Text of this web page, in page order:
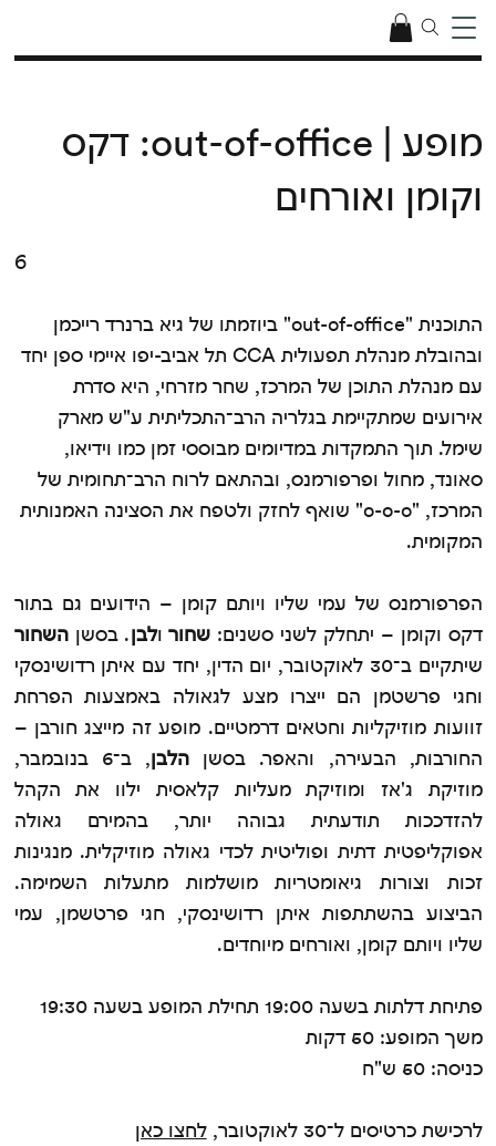
מופע | out-of-office: דקס
וקומן ואורחים
6
התוכנית "out-of-office" ביוזמתו של גיא ברנרד רייכמן
ובהובלת מנהלת תפעולית CCA תל אביב-יפו איימי ספן יחד
עם מנהלת התוכן של המרכז, שחר מזרחי, היא סדרת
אירועים שמתקיימת בגלריה הרב־התכליתית ע"ש מארק
שימל. תוך התמקדות במדיומים מבוססי זמן כמו וידיאו,
סאונד, מחול ופרפורמנס, ובהתאם לרוח הרב־תחומית של
המרכז, "o-o-o" שואף לחזק ולטפח את הסצינה האמנותית
המקומית.
הפרפורמנס של עמי שליו ויותם קומן – הידועים גם בתור
דקס וקומן – יתחלק לשני סשנים: שחור ולבן. בסשןהשחור
שיתקיים ב־30 לאוקטובר, יום הדין, יחד עם איתן רדושינסקי
וחגי פרשטמן הם ייצרו מצע לגאולה באמצעות הפרחת
זוועות מוזיקליות וחטאים דרמטיים. מופע זה מייצג חורבן –
החורבות, הבעירה, והאפר. בסשן הלבן
, ב־6 בנובמבר,
מוזיקת ג'אז ומוזיקת מעליות קלאסית ילוו את הקהל
להזדככות תודעתית גבוהה יותר, בהמירם גאולה
אפוקליפטית דתית ופוליטית לכדי גאולה מוזיקלית. מנגינות
זכות וצורות גיאומטריות מושלמות מתעלות השמימה.
הביצוע בהשתתפות איתן רדושינסקי, חגי פרטשמן, עמי
שליו ויותם קומן, ואורחים מיוחדים.
פתיחת דלתות בשעה 19:00 תחילת המופע בשעה 19:30
משך המופע: 50 דקות
כניסה: 50 ש"ח
לרכישת כרטיסים ל־30 לאוקטובר,
לחצו כאן